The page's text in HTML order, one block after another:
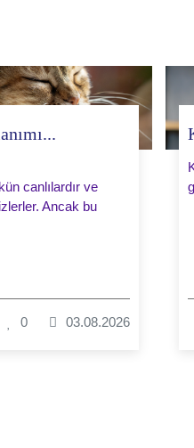
canlılardır ve
Ancak bu
0 03.08.2026